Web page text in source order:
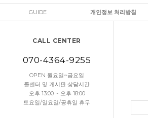
GUIDE 개인정보 처리방침
CALL CENTER
070-4364-9255
OPEN 월요일~금요일
콜센터 및 게시판 상담시간
오후 13:00 ~ 오후 18:00
토요일/일요일/공휴일 휴무